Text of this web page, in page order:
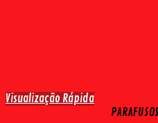
Visualização Rápida